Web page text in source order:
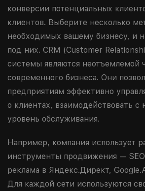
конверсии потенциальных
клиентов. Выберите несколько
необходимых вашему бизнесу, и
под них. CRM (Customer
системы являются неотъемлемой
современного бизнеса. Они
предприятиям эффективно
о клиентах, взаимодействовать
уровень обслуживания.
Например, компания использует
инструменты продвижения —
реклама в Яндекс.Директ,
Для каждой сети используются